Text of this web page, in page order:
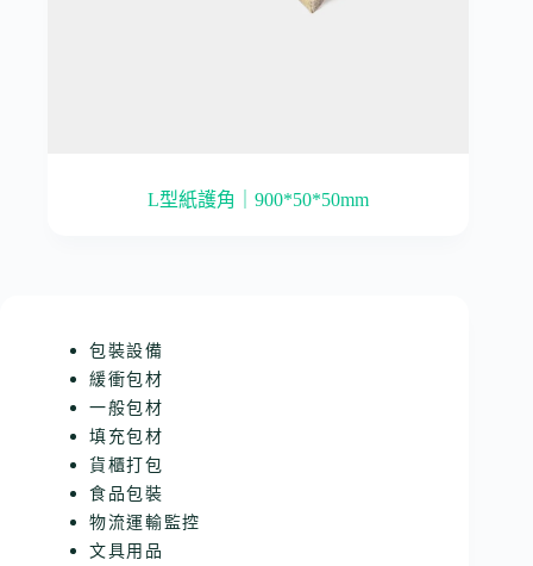
L型紙護角｜900*50*50mm
包裝設備
緩衝包材
一般包材
填充包材
貨櫃打包
食品包裝
物流運輸監控
文具用品